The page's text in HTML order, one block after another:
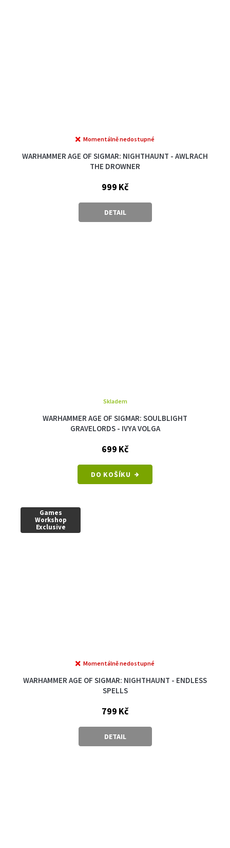
WARHAMMER AGE OF SIGMAR: NIGHTHAUNT - AWLRACH
THE DROWNER
Momentálně nedostupné
999 Kč
DETAIL
WARHAMMER AGE OF SIGMAR: SOULBLIGHT
GRAVELORDS - IVYA VOLGA
Skladem
699 Kč
DO KOŠÍKU
Games
Workshop
Exclusive
WARHAMMER AGE OF SIGMAR: NIGHTHAUNT - ENDLESS
SPELLS
Momentálně nedostupné
799 Kč
DETAIL